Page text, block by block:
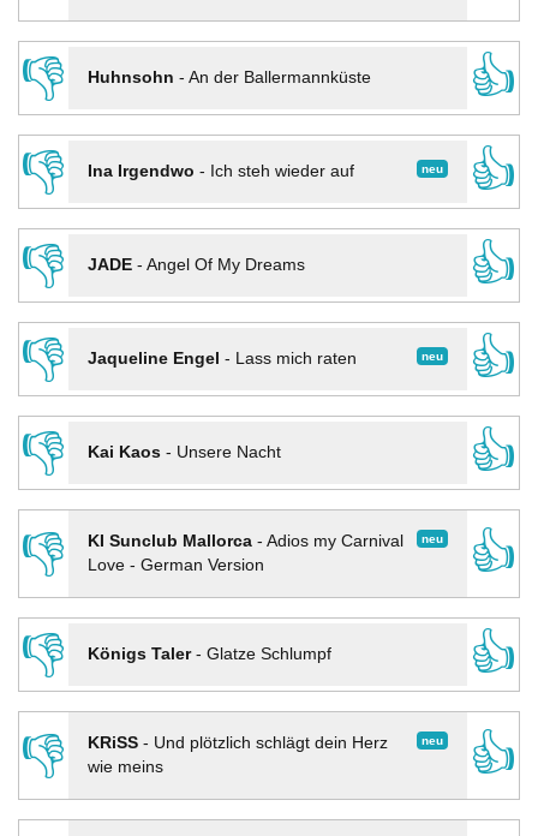
👎
Huhnsohn - An der Ballermannküste
👍
👎
neu
Ina Irgendwo - Ich steh wieder auf
👍
👎
JADE- Angel Of My Dreams
👍
👎
neu
Jaqueline Engel - Lass mich raten
👍
👎
Kai Kaos- Unsere Nacht
👍
👎
neu
KI Sunclub Mallorca- Adios my Carnival
Love - German Version
👍
👎
Königs Taler- Glatze Schlumpf
👍
👎
neu
KRiSS- Und plötzlich schlägt dein Herz
wie meins
👍